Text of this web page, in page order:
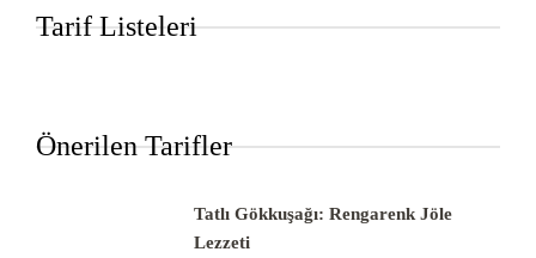
Tarif Listeleri
Önerilen Tarifler
Tatlı Gökkuşağı: Rengarenk Jöle
Lezzeti